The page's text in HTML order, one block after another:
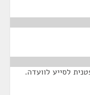
לסייע לוועדה.